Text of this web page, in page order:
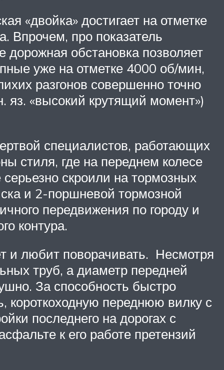
«двойка» достигает на отметке
Впрочем, про показатель
обстановка позволяет
уже на отметке 4000 об/мин,
разгонов совершенно точно
«высокий крутящий момент»)
специалистов, работающих
стиля, где на переднем колесе
скроили на тормозных
и 2-поршневой тормозной
передвижения по городу и
контура.
и любит поворачивать. Несмотря
труб, а диаметр передней
За способность быстро
короткоходную переднюю вилку с
последнего на дорогах с
к его работе претензий